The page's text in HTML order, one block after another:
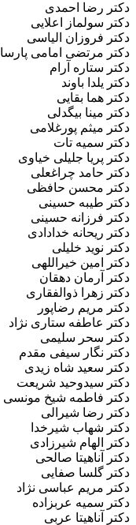
دکتر رضا احمدی
دکتر سولماز اعلایی
دکتر فروزان الیاسی
دکتر مرتضی امامی پارسا
دکتر ستاره آرام
دکتر یلدا باوند
دکتر هما بقایی
دکتر مینا بیگدلی
دکتر میثم پورغلامی
دکتر سمیه تات
دکتر پریا جلیلی خیاوی
دکتر حامد چراغعلی
دکتر محسن حافظی
دکتر طیبه حسینی
دکتر فرزانه حسینی
دکتر ریحانه خدادادی
دکتر نوید خلیلی
دکتر امین خیراللهی
دکتر آرمان دهقان
دکتر زهرا ذوالفقاری
دکتر مریم رضاپور
دکتر عاطفه ستاری نژاد
دکتر سحر سلیمی
دکتر نگار سیفی مقدم
دکتر سعید شاه زیدی
دکتر سیدوحید شریعت
دکتر فاطمه شیخ مونسی
دکتر رضا شیرالی
دکتر شهاب شیرخدا
دکتر الهام شیرزادی
دکتر آناهیتا صالحی
دکتر گلسا صفایی
دکتر مریم عباسی نژاد
دکتر سمیه عربزاده
دکتر آناهیتا عربی